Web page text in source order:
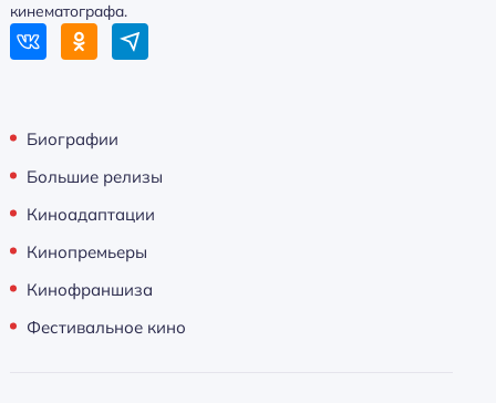
кинематографа.
Биографии
Большие релизы
Киноадаптации
Кинопремьеры
Кинофраншиза
Фестивальное кино